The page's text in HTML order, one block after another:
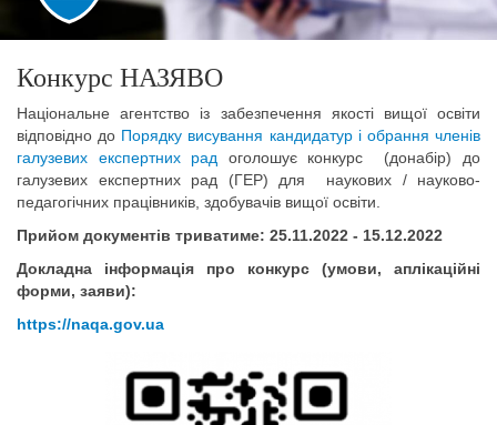
Конкурс НАЗЯВО
Національне агентство із забезпечення якості вищої освіти
відповідно до Порядку висування кандидатур і обрання членів
галузевих експертних рад оголошує конкурс (донабір) до
галузевих експертних рад (ГЕР) для наукових / науково-
педагогічних працівників, здобувачів вищої освіти.
Прийом документів триватиме: 25.11.2022 - 15.12.2022
Докладна інформація про конкурс (умови, аплікаційні
форми, заяви):
https://naqa.gov.ua